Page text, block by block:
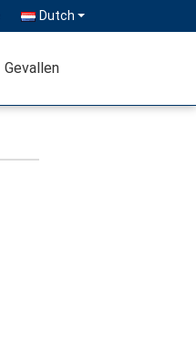
Dutch
Gevallen